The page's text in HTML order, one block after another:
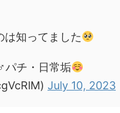
は知ってました
チ・日常垢
July 10, 2023